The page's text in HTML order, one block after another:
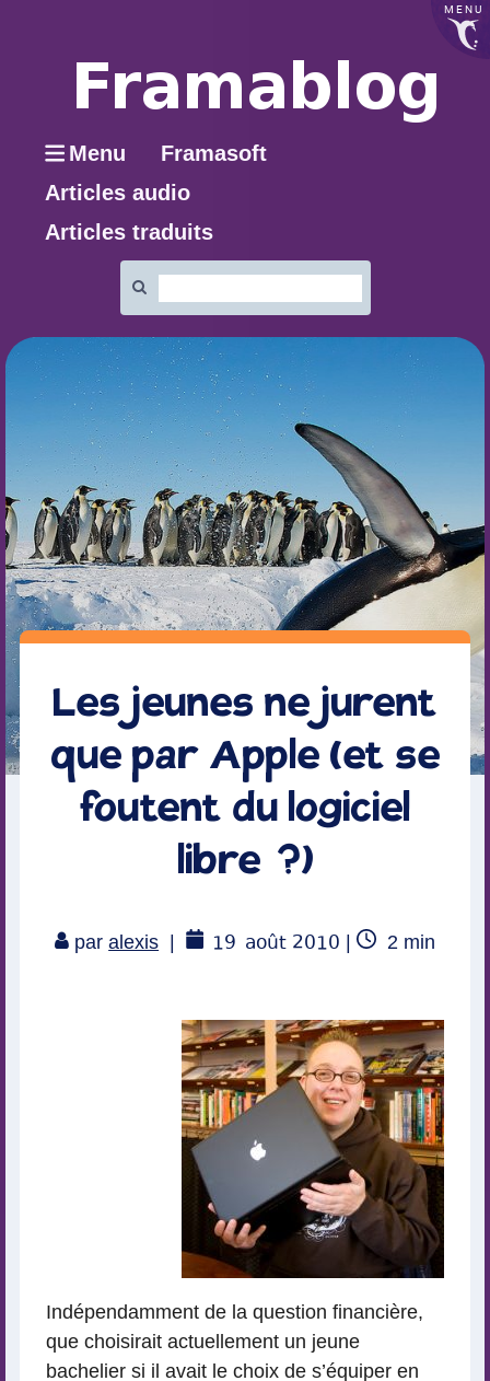
MENU
Menu
Framasoft
Articles audio
Articles traduits
:
Les jeunes ne jurent
que par Apple (et se
foutent du logiciel
libre ?)
paralexis 19 août 2010
Temps
2min
Indépendamment de la question financière,
que choisirait actuellement un jeune
bachelier si il avait le choix de s’équiper en